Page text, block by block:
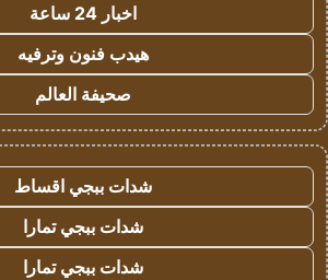
اخبار 24 ساعة
هيدب فنون وترفيه
صحيفة العالم
شدات ببجي اقساط
شدات ببجي تمارا
شدات ببجي تمارا